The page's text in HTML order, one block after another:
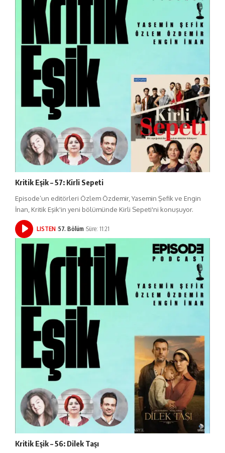
Kritik Eşik – 57: Kirli Sepeti
Episode’un editörleri Özlem Özdemir, Yasemin Şefik ve Engin
İnan, Kritik Eşik'in yeni bölümünde Kirli Sepeti'ni konuşuyor.
LISTEN 57. Bölüm Süre: 11:21
Kritik Eşik – 56: Dilek Taşı